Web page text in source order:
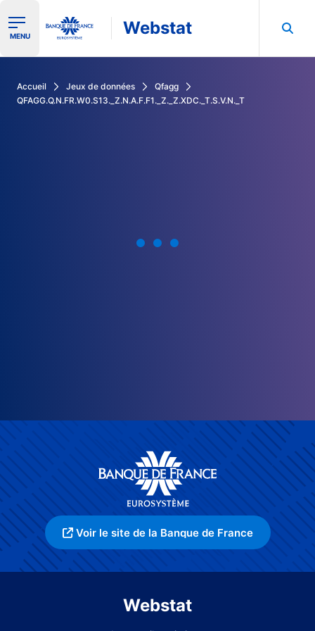
Ouvrir le menu de navigation
MENU Webstat
Accueil Jeux de données
Qfagg
QFAGG.Q.N.FR.W0.S13._Z.N.A.F.F1._Z._Z.XDC._T.S.V.N._T
Voir le site de la Banque de France
Webstat